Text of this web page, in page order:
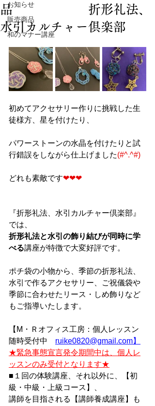
お知らせ
販売商品
和のマナー講座
品 折形礼法、
水引カルチャー倶楽部
初めてアクセサリー作りに挑戦した生
徒様方、星を付けたり、
パワーストーンの水晶を付けたりと試
行錯誤をしながら仕上げました(#^.^#)
どれも素敵です❤❤❤
『折形礼法、水引カルチャー倶楽部』
では、
折形礼法と水引の飾り結びが同時に学
べる講座が特徴で大変好評です。
ポチ袋の小物から、季節の折形礼法、
水引で作るアクセサリー、ご祝儀袋や
季節に合わせたリース・しめ飾りなど
もご指導いたします。
【M・Ｒオフィス工房：個人レッスン
随時受付中 ruike0820@gmail.com】
★緊急事態宣言発令期間中は、個人レ
ッスンのみ受付となります★
■１回の体験講座、それ以外に、【初
級・中級・上級コース】、
講師を目指される【講師養成講座】も